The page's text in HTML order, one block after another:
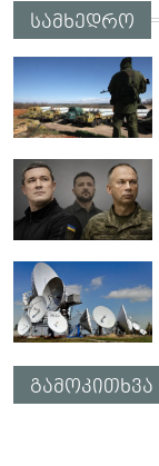
სამხედრო
გამოკითხვა